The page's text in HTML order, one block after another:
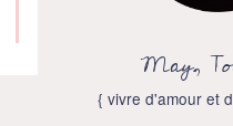
May,
{ vivre d'amour et